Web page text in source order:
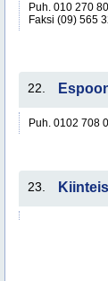
Puh. 010 270
Faksi (09) 565
22.
Puh. 0102 708
23.